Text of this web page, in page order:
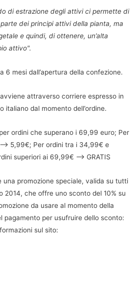
di estrazione degli attivi ci permette di
dei principi attivi della pianta, ma
e quindi, di ottenere, un’alta
attivo".
6 mesi dall’apertura della confezione.
attraverso corriere espresso in
italiano dal momento dell’ordine.
ordini che superano i 69,99 euro; Per
5,99€; Per ordini tra i 34,99€ e
superiori ai 69,99€ –> GRATIS
una promozione speciale, valida su tutti
2014, che offre uno sconto del 10% su
da usare al momento della
pagamento per usufruire dello sconto:
sul sito: